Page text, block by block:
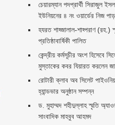
চেয়ারম্যান পদপ্রার্থী সিরাজুল
ইউনিয়নের ৪ নং ওয়ার্ডের নিজ
হযরত শাহ্জালাল-শাহ্পরাণ (রহ.)
প্রতিষ্ঠাবার্ষিকী পালিত ‎​
কেন্দ্রীয় কর্মসূচীর অংশ হিসেবে
মুস্তাকের কবর যিয়ারত করলেন
রোটারী ক্লাব অব সিলেট
হ্যান্ডভার অনুষ্ঠান সম্পন্ন
ড. মুহাম্মদ শহীদুল্লাহ স্মৃতি
সাংবাদিক মাহবুব আহমদ